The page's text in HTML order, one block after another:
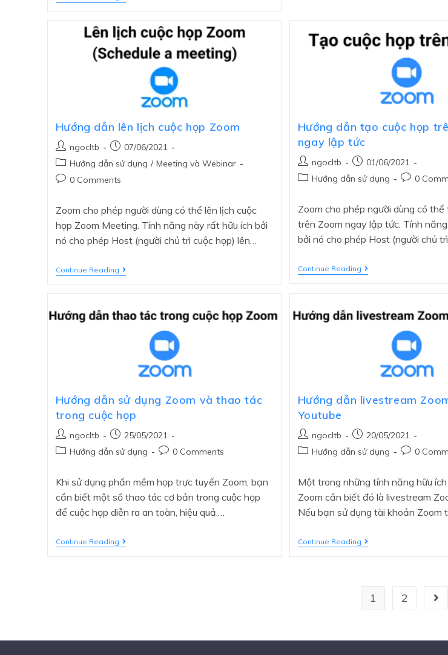
Hướng dẫn lên lịch cuộc họp Zoom
ngocltb
07/06/2021
Hướng dẫn sử dụng / Meeting và Webinar
0 Comments
Zoom cho phép người dùng có thể lên lịch cuộc
họp Zoom Meeting. Tính năng này rất hữu ích bởi
nó cho phép Host (người chủ trì cuộc họp) lên…
Continue Reading
Hướng dẫn tạo cuộc họp
ngay lập tức
ngocltb
01/06/2021
Hướng dẫn sử dụng
0
Zoom cho phép người dùng có thể
trên Zoom ngay lập tức. Tính
bởi nó cho phép Host (người chủ trì
Continue Reading
Hướng dẫn sử dụng Zoom và thao tác
trong cuộc họp
ngocltb
25/05/2021
Hướng dẫn sử dụng
0 Comments
Khi sử dụng phần mềm họp trực tuyến Zoom, bạn
cần biết một số thao tác cơ bản trong cuộc họp
để cuộc họp diễn ra an toàn, hiệu quả.…
Continue Reading
Hướng dẫn livestream
Youtube
ngocltb
20/05/2021
Hướng dẫn sử dụng
0
Một trong những tính năng hữu
Zoom cần biết đó là livestream
Nếu bạn sử dụng tài khoản Zoom
Continue Reading
1 2